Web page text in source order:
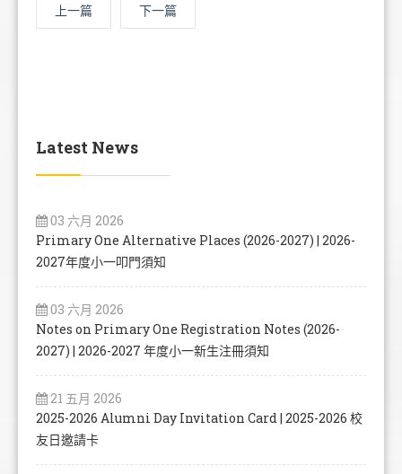
上一篇 下一篇
Latest News
03 六月 2026
Primary One Alternative Places (2026-2027) | 2026-
2027年度小一叩門須知
03 六月 2026
Notes on Primary One Registration Notes (2026-
2027) | 2026-2027 年度小一新生注冊須知
21 五月 2026
2025-2026 Alumni Day Invitation Card | 2025-2026 校
友日邀請卡